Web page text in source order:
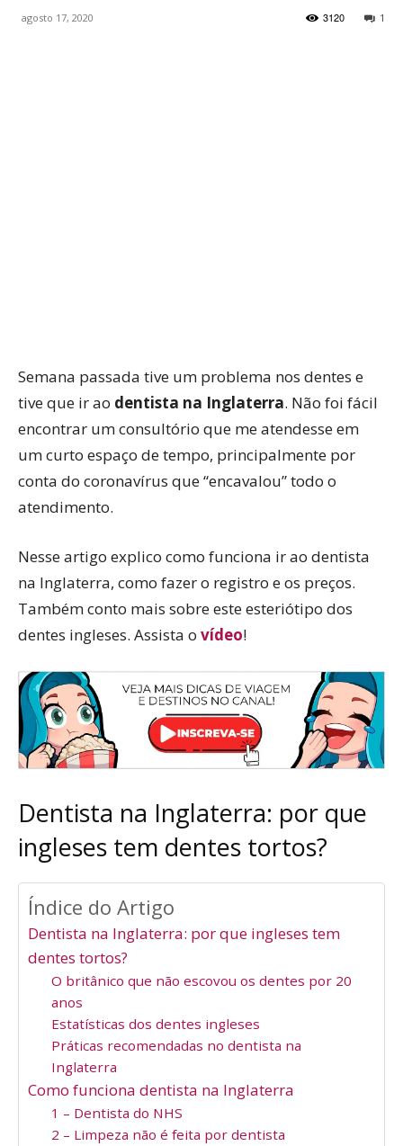
agosto 17, 2020 1
3120
Semana passada tive um problema nos dentes e
tive que ir ao dentista na Inglaterra. Não foi fácil
encontrar um consultório que me atendesse em
um curto espaço de tempo, principalmente por
conta do coronavírus que “encavalou” todo o
atendimento.
Nesse artigo explico como funciona ir ao dentista
na Inglaterra, como fazer o registro e os preços.
Também conto mais sobre este esteriótipo dos
dentes ingleses. Assista o vídeo!
Dentista na Inglaterra: por que
ingleses tem dentes tortos?
Índice do Artigo
Dentista na Inglaterra: por que ingleses tem
dentes tortos?
O britânico que não escovou os dentes por 20
anos
Estatísticas dos dentes ingleses
Práticas recomendadas no dentista na
Inglaterra
Como funciona dentista na Inglaterra
1 – Dentista do NHS
2 – Limpeza não é feita por dentista